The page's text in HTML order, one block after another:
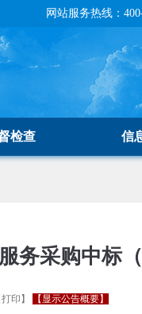
网站服务热线：
检查 信
务采购中标
打印 】 【显示公告概要】